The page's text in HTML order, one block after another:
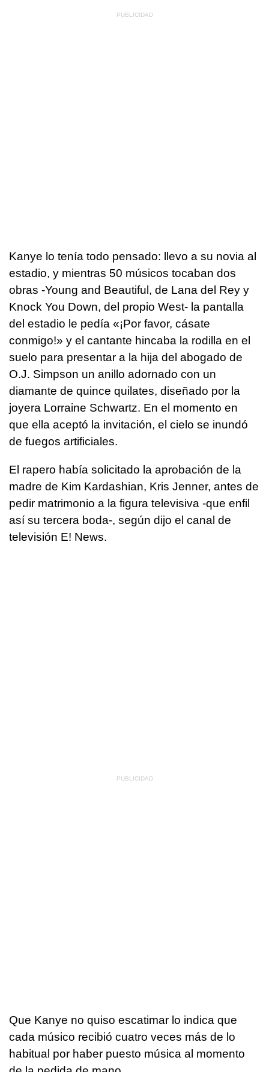
Kanye lo tenía todo pensado: llevo a su novia al
estadio, y mientras 50 músicos tocaban dos
obras -Young and Beautiful, de Lana del Rey y
Knock You Down, del propio West- la pantalla
del estadio le pedía «¡Por favor, cásate
conmigo!» y el cantante hincaba la rodilla en el
suelo para presentar a la hija del abogado de
O.J. Simpson un anillo adornado con un
diamante de quince quilates, diseñado por la
joyera Lorraine Schwartz. En el momento en
que ella aceptó la invitación, el cielo se inundó
de fuegos artificiales.
El rapero había solicitado la aprobación de la
madre de Kim Kardashian, Kris Jenner, antes de
pedir matrimonio a la figura televisiva -que enfil
así su tercera boda-, según dijo el canal de
televisión E! News.
Que Kanye no quiso escatimar lo indica que
cada músico recibió cuatro veces más de lo
habitual por haber puesto música al momento